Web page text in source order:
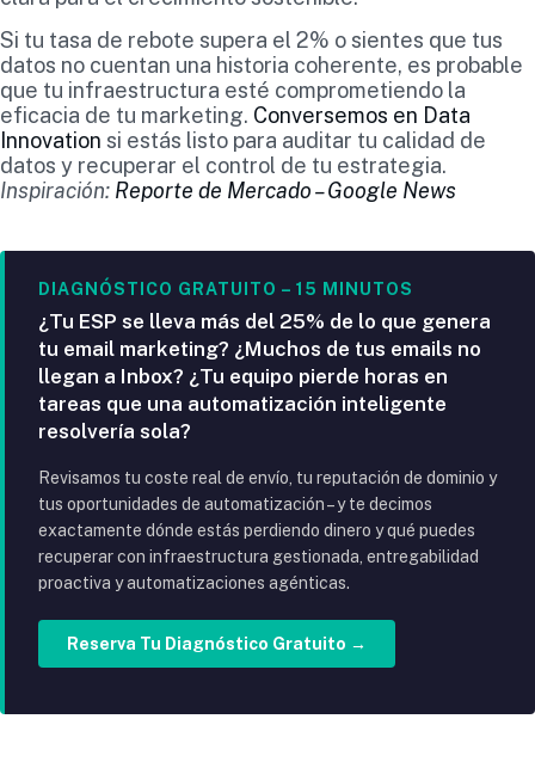
Si tu tasa de rebote supera el 2% o sientes que tus
datos no cuentan una historia coherente, es probable
que tu infraestructura esté comprometiendo la
eficacia de tu marketing. Conversemos en Data
Innovation si estás listo para auditar tu calidad de
datos y recuperar el control de tu estrategia.
Inspiración: Reporte de Mercado – Google News
DIAGNÓSTICO GRATUITO – 15 MINUTOS
¿Tu ESP se lleva más del 25% de lo que genera
tu email marketing? ¿Muchos de tus emails no
llegan a Inbox? ¿Tu equipo pierde horas en
tareas que una automatización inteligente
resolvería sola?
Revisamos tu coste real de envío, tu reputación de dominio y
tus oportunidades de automatización – y te decimos
exactamente dónde estás perdiendo dinero y qué puedes
recuperar con infraestructura gestionada, entregabilidad
proactiva y automatizaciones agénticas.
Reserva Tu Diagnóstico Gratuito →